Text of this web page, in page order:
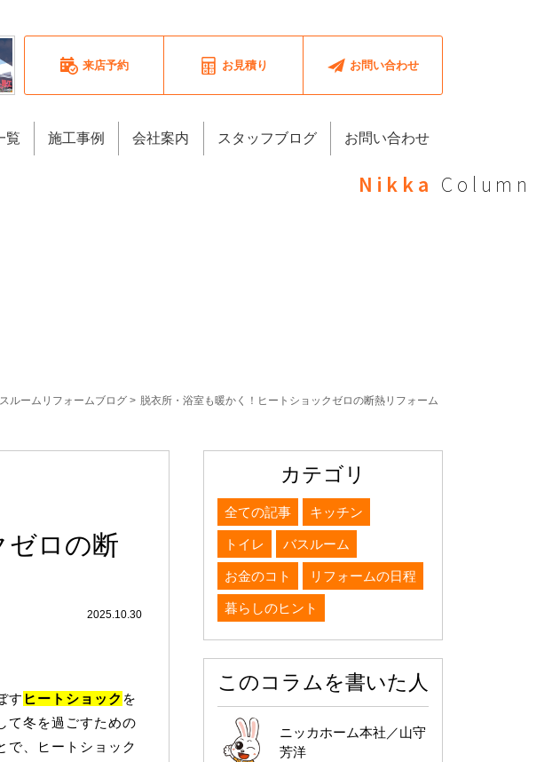
来店予約 お見積り お問い合わせ
覧 施工事例 会社案内 スタッフブログ お問い合わせ
Nikka Column
ルームリフォームブログ > 脱衣所・浴室も暖かく！ヒートショックゼロの断熱リフォーム
ゼロの断
2025.10.30
す ヒートショック を
て冬を過ごすための
で、ヒートショック
カテゴリ
全ての記事 キッチン
トイレ バスルーム
お金のコト リフォームの日程
暮らしのヒント
このコラムを書いた人
ニッカホーム本社／山守
芳洋